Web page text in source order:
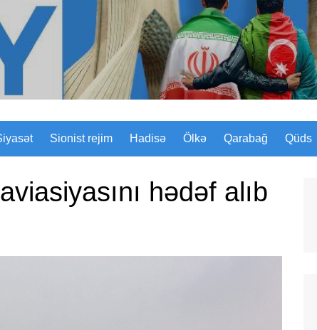
Sizinyol.org
Sionist rejim Hadisə Ölkə Qarabağ Qüds
hədəf alıb